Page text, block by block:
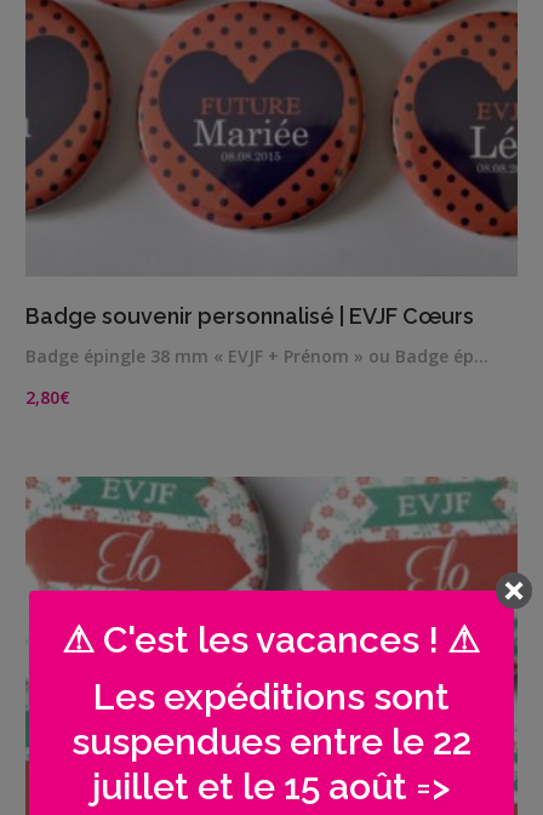
Badge souvenir personnalisé | EVJF Cœurs
Badge épingle 38 mm « EVJF + Prénom » ou Badge ép…
2,80€
⚠ C'est les vacances ! ⚠
Les expéditions sont
suspendues entre le 22
juillet et le 15 août =>